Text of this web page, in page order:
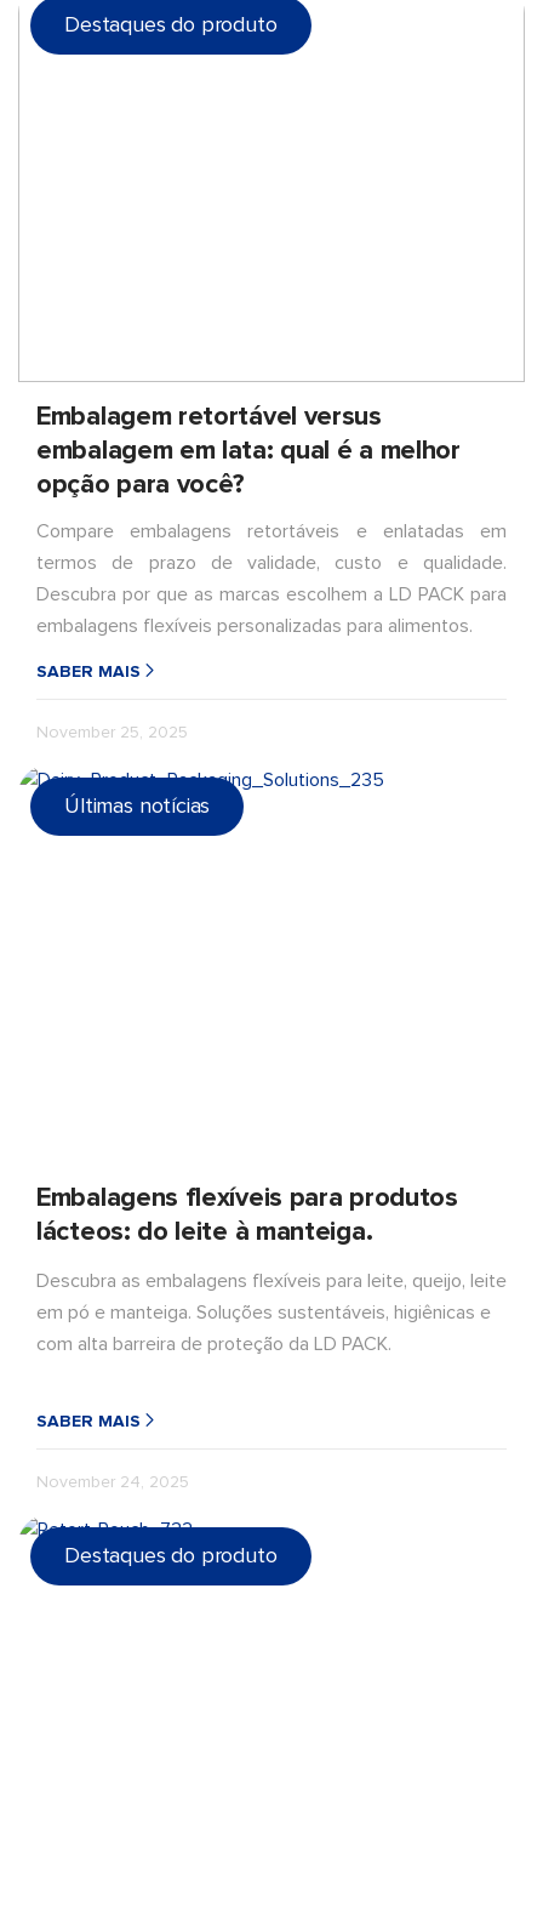
Destaques do produto
Embalagem retortável versus
embalagem em lata: qual é a melhor
opção para você?
Compare embalagens retortáveis e enlatadas em
termos de prazo de validade, custo e qualidade.
Descubra por que as marcas escolhem a LD PACK para
embalagens flexíveis personalizadas para alimentos.
SABER MAIS
November 25, 2025
Últimas notícias
Embalagens flexíveis para produtos
lácteos: do leite à manteiga.
Descubra as embalagens flexíveis para leite, queijo, leite
em pó e manteiga. Soluções sustentáveis, higiênicas e
com alta barreira de proteção da LD PACK.
SABER MAIS
November 24, 2025
Destaques do produto